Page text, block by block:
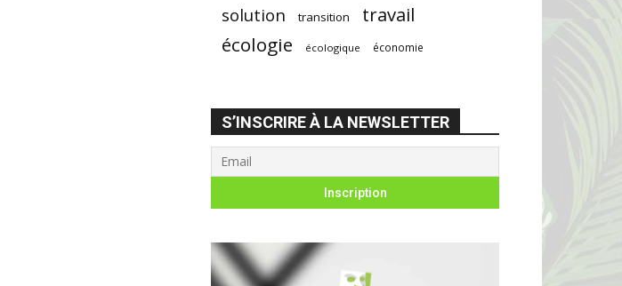
solution
transition
travail
écologie
écologique économie
S’INSCRIRE À LA NEWSLETTER